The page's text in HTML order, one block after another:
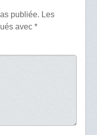
publiée. Les
avec *